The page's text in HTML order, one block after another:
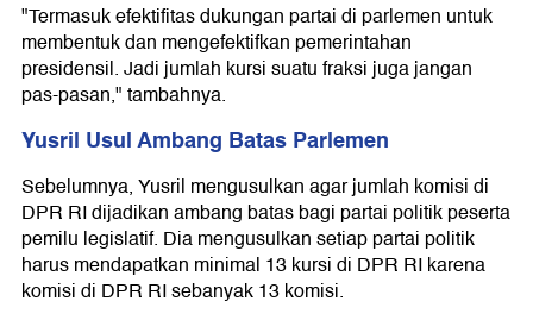
"Termasuk efektifitas dukungan partai di parlemen untuk
membentuk dan mengefektifkan pemerintahan
presidensil. Jadi jumlah kursi suatu fraksi juga jangan
pas-pasan," tambahnya.
Yusril Usul Ambang Batas Parlemen
Sebelumnya, Yusril mengusulkan agar jumlah komisi di
DPR RI dijadikan ambang batas bagi partai politik peserta
pemilu legislatif. Dia mengusulkan setiap partai politik
harus mendapatkan minimal 13 kursi di DPR RI karena
komisi di DPR RI sebanyak 13 komisi.